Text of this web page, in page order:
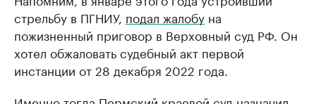
стрельбу в ПГНИУ, подал жалобу на
пожизненный приговор в Верховный суд РФ. Он
хотел обжаловать судебный акт первой
инстанции от 28 декабря 2022 года.